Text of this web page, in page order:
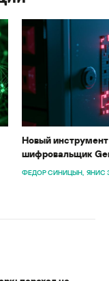
Новый
шифровальщик
ФЕДОР СИНИЦЫН ЯНИС